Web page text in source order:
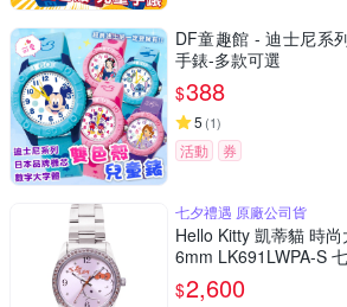
DF童趣館 - 迪士尼系
手錶-多款可選
$388
5 (1)
活動 券
七夕禮遇 原廠公司貨
Hello Kitty 凱蒂貓 時
6mm LK691LWPA-S
$2,600